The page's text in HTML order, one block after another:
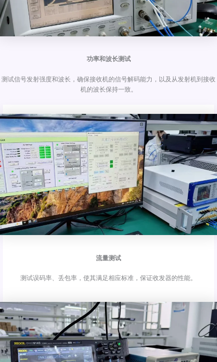
功率和波长测试
测试信号发射强度和波长，确保接收机的信号解码能力，以及从发射机到接收
机的波长保持一致。
流量测试
测试误码率、丢包率，使其满足相应标准，保证收发器的性能。